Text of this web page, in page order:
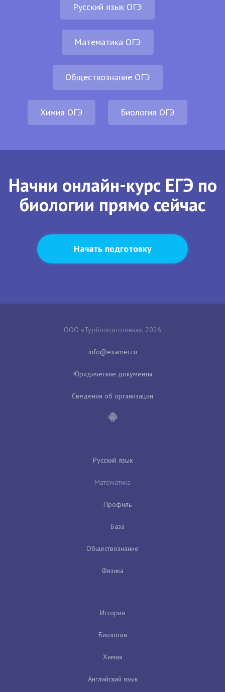
Русский язык ОГЭ
Математика ОГЭ
Обществознание ОГЭ
Химия ОГЭ Биология ОГЭ
Начни онлайн-курс ЕГЭ по
биологии прямо сейчас
Начать подготовку
ООО «Турбоподготовка», 2026
Юридические документы
Сведения об организации
Русский язык
Математика
Профиль
База
Обществознание
Физика
История
Биология
Химия
Английский язык